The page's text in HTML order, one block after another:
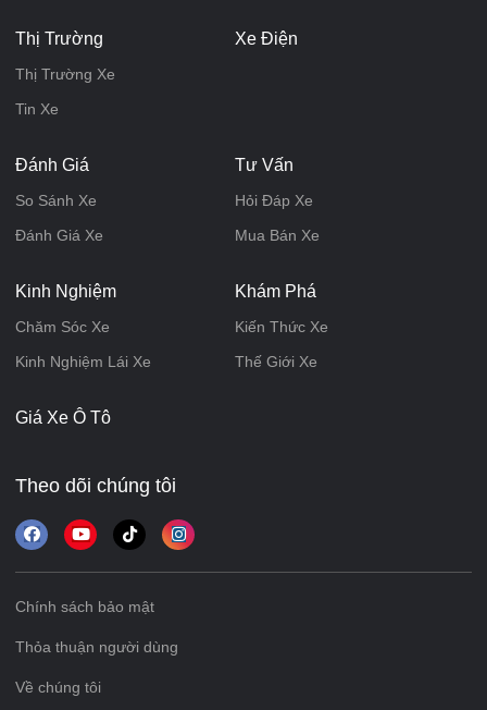
Thị Trường
Thị Trường Xe
Tin Xe
Xe Điện
Đánh Giá
So Sánh Xe
Đánh Giá Xe
Tư Vấn
Hỏi Đáp Xe
Mua Bán Xe
Kinh Nghiệm
Chăm Sóc Xe
Kinh Nghiệm Lái Xe
Khám Phá
Kiến Thức Xe
Thế Giới Xe
Giá Xe Ô Tô
Theo dõi chúng tôi
Chính sách bảo mật
Thỏa thuận người dùng
Về chúng tôi